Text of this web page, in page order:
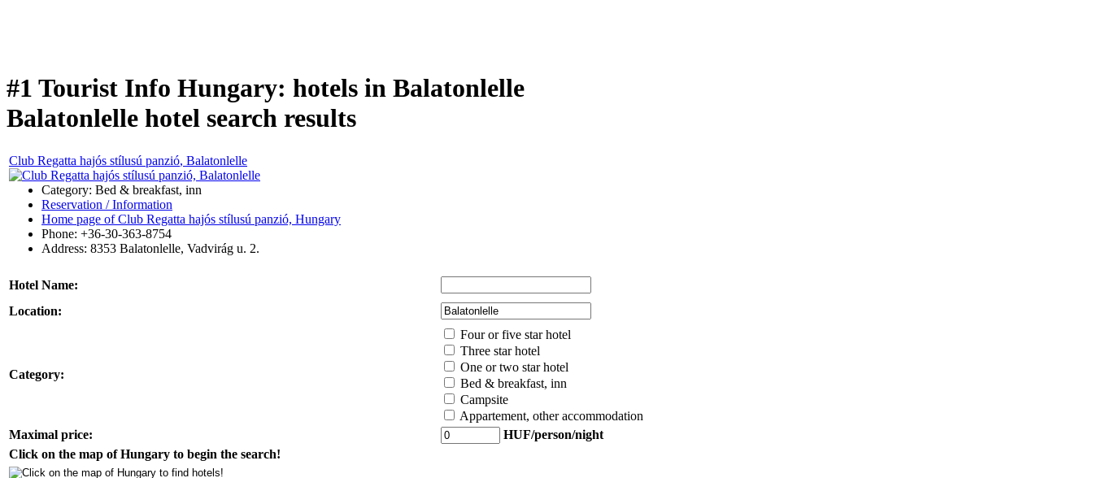
#1 Tourist Info Hungary: hotels in Balatonlelle
Balatonlelle hotel search results
Club Regatta hajós stílusú panzió, Balatonlelle
Category: Bed & breakfast, inn
Reservation / Information
Home page of Club Regatta hajós stílusú panzió, Hungary
Phone: +36-30-363-8754
Address: 8353 Balatonlelle, Vadvirág u. 2.
Hotel Name:
Location:
Category:
Four or five star hotel
Three star hotel
One or two star hotel
Bed & breakfast, inn
Campsite
Appartement, other accommodation
Maximal price:
HUF/person/night
Click on the map of Hungary to begin the search!